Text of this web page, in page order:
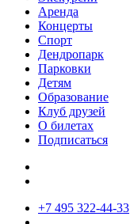
Аренда
Концерты
Спорт
Дендропарк
Парковки
Детям
Образование
Клуб друзей
О билетах
Подписаться
+7 495 322-44-33